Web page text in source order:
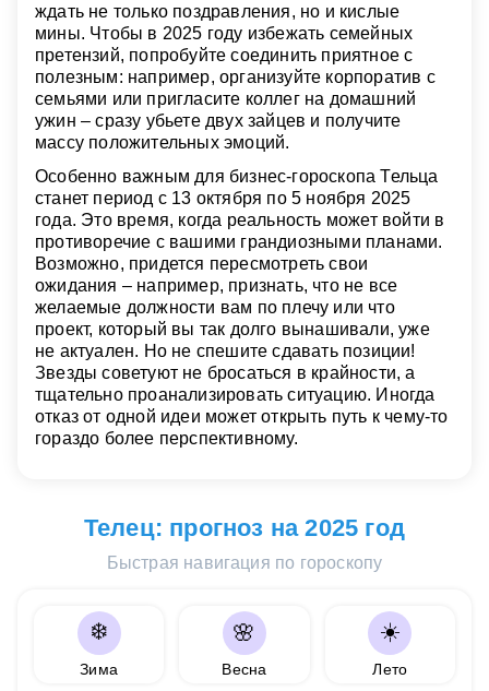
ждать не только поздравления, но и кислые
мины. Чтобы в 2025 году избежать семейных
претензий, попробуйте соединить приятное с
полезным: например, организуйте корпоратив с
семьями или пригласите коллег на домашний
ужин – сразу убьете двух зайцев и получите
массу положительных эмоций.
Особенно важным для бизнес-гороскопа Тельца
станет период с 13 октября по 5 ноября 2025
года. Это время, когда реальность может войти в
противоречие с вашими грандиозными планами.
Возможно, придется пересмотреть свои
ожидания – например, признать, что не все
желаемые должности вам по плечу или что
проект, который вы так долго вынашивали, уже
не актуален. Но не спешите сдавать позиции!
Звезды советуют не бросаться в крайности, а
тщательно проанализировать ситуацию. Иногда
отказ от одной идеи может открыть путь к чему-то
гораздо более перспективному.
Телец: прогноз на 2025 год
Быстрая навигация по гороскопу
❄️
Зима
🌸
Весна
☀️
Лето